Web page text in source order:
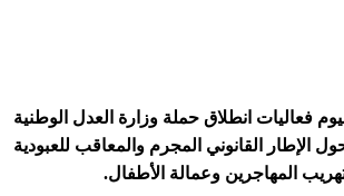
فعاليات انطلاق حملة وزارة العدل الوطنية
الإطار القانوني المجرم والمعاقب للعبودية
المهاجرين وعمالة الأطفال.